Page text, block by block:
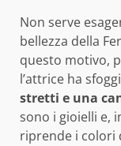
Non serve
bellezza della
questo motivo,
l’attrice ha
stretti e una
sono i gioielli e,
riprende i colori